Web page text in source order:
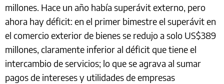
millones. Hace un año había superávit externo, pero
ahora hay déficit: en el primer bimestre el superávit en
el comercio exterior de bienes se redujo a solo US$389
millones, claramente inferior al déficit que tiene el
intercambio de servicios; lo que se agrava al sumar
pagos de intereses y utilidades de empresas